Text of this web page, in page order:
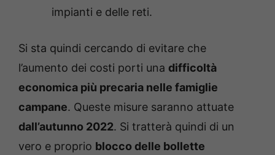
impianti e delle reti.
Si sta quindi cercando di evitare che
l’aumento dei costi porti una difficoltà
economica più precaria nelle famiglie
campane. Queste misure saranno attuate
dall’autunno 2022. Si tratterà quindi di un
vero e proprio blocco delle bollette